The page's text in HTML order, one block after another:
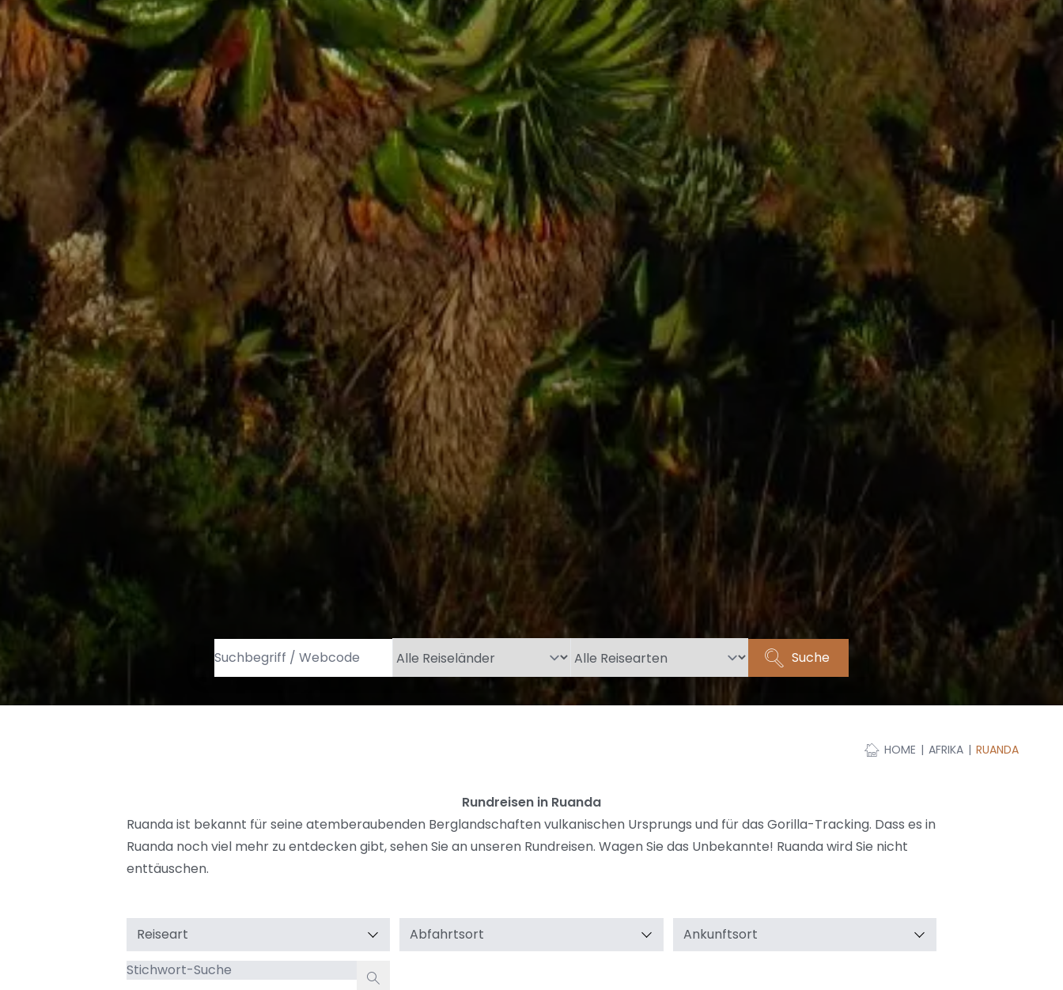
Suche
HOME AFRIKA RUANDA
Rundreisen in Ruanda
Ruanda ist bekannt für seine atemberaubenden Berglandschaften vulkanischen Ursprungs und für das Gorilla-Tracking. Dass es in
Ruanda noch viel mehr zu entdecken gibt, sehen Sie an unseren Rundreisen. Wagen Sie das Unbekannte! Ruanda wird Sie nicht
enttäuschen.
Reiseart Abfahrtsort
Ankunftsort
Stichwort-